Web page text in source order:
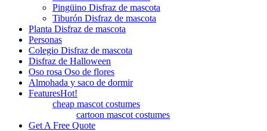
Pingüino Disfraz de mascota
Tiburón Disfraz de mascota
Planta Disfraz de mascota
Personas
Colegio Disfraz de mascota
Disfraz de Halloween
Oso rosa Oso de flores
Almohada y saco de dormir
FeaturesHot!
cheap mascot costumes
cartoon mascot costumes
Get A Free Quote